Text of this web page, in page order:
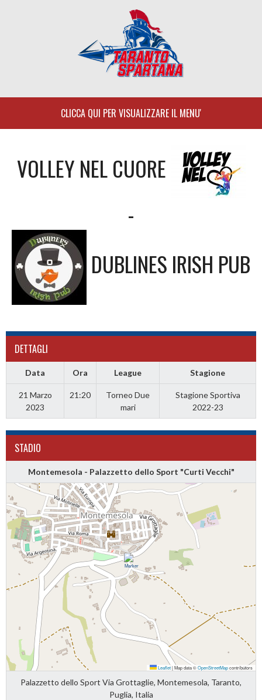
VOLLEY NEL CUORE
-
DUBLINES IRISH PUB
DETTAGLI
Data Ora League Stagione
21 Marzo
2023
21:20
Torneo Due
mari
Stagione Sportiva
2022-23
STADIO
Montemesola - Palazzetto dello Sport "Curti Vecchi"
Leaflet|Map data ©OpenStreetMapcontributors
Palazzetto dello Sport Via Grottaglie, Montemesola, Taranto,
Puglia, Italia